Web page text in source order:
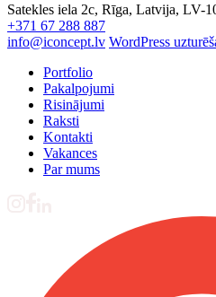
Satekles iela 2c, Rīga, Latvija, LV-
+371 67 288 887
info@iconcept.lv WordPress
Portfolio
Pakalpojumi
Risinājumi
Raksti
Kontakti
Vakances
Par mums